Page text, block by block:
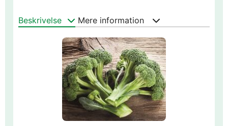
Beskrivelse Mere information